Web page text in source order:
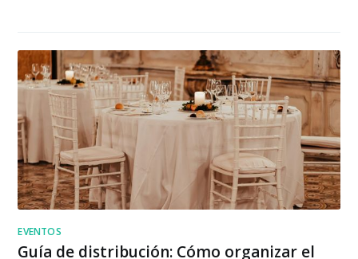
EVENTOS
Guía de distribución: Cómo organizar el